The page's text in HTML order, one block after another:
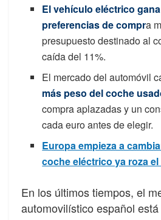
El vehículo eléctrico
preferencias de compra
presupuesto destinado al
caída del 11%.
El mercado del automóvil
más peso del coche
compra aplazadas y un
cada euro antes de elegir.
Europa empieza a
coche eléctrico ya roza
En los últimos tiempos, el
automovilístico español